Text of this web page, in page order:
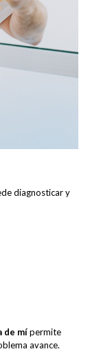
diagnosticar y
de mípermite
avance.